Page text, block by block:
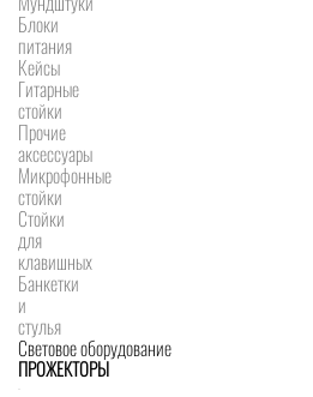
Блоки
питания
Кейсы
Гитарные
стойки
Прочие
аксессуары
Микрофонные
стойки
Стойки
для
клавишных
Банкетки
и
стулья
Световое оборудование
ПРОЖЕКТОРЫ